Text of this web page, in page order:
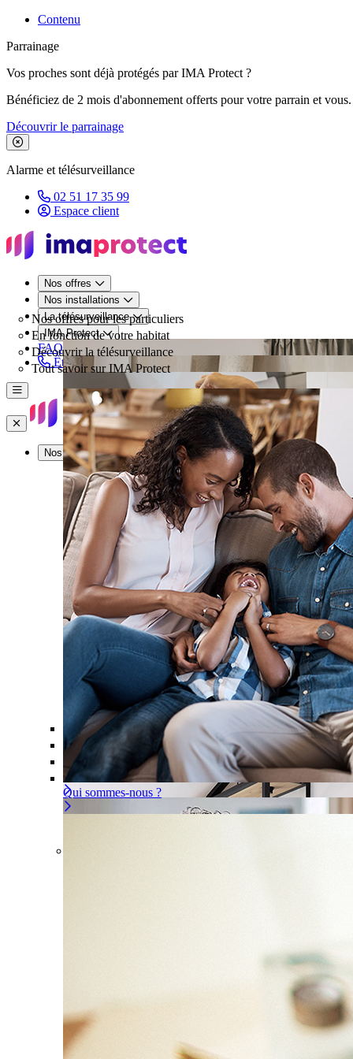
Contenu
Parrainage
Vos proches sont déjà protégés par IMA Protect ?
Bénéficiez de 2 mois d'abonnement offerts pour votre parrain et vous.
Découvrir le parrainage
Fermer le bandeau de promotion
Alarme et télésurveillance
02 51 17 35 99
Espace client
Nos offres
Nos offres pour les particuliers
Offre À la carte Gérer ou déléguer votre sécurité, à vous
Nos installations
En fonction de votre habitat
Pour un appartement Une installation adaptée à votre
La télésurveillance
Découvrir la télésurveillance
Les problèmes couverts
IMA Protect
Tout savoir sur IMA Protect
Qui sommes-nous ?
FAQ
Être rappelé
Menu
Fermer
Nos offres